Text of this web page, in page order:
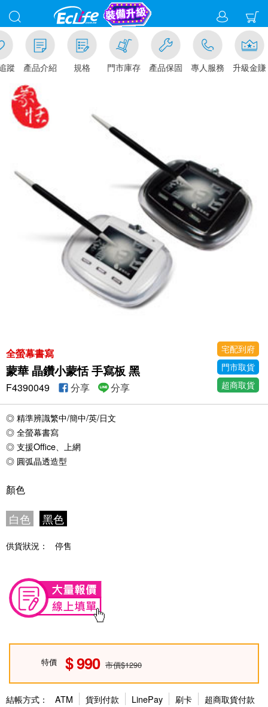
蹤 產品介紹 規格 門市庫存 產品保固 專人服務 升級金賺
全螢幕書寫
蒙華 晶鑽小蒙恬 手寫板 黑
宅配到府
門市取貨
超商取貨
F4390049 分享 分享
◎ 精準辨識繁中/簡中/英/日文
◎ 全螢幕書寫
◎ 支援Office、上網
◎ 圓弧晶透造型
顏色
白色 黑色
供貨狀況： 停售
特價 990 市價$1290
結帳方式： ATM 貨到付款 LinePay 刷卡 超商取貨付款